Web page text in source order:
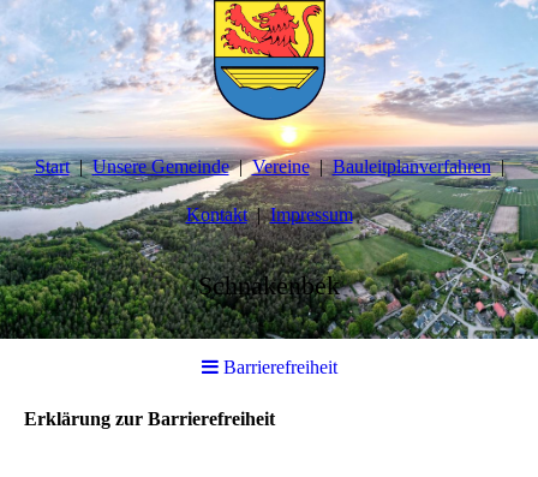
Start Unsere Gemeinde Vereine Bauleitplanverfahren
Kontakt Impressum
Schnakenbek
Barrierefreiheit
Erklärung zur Barrierefreiheit